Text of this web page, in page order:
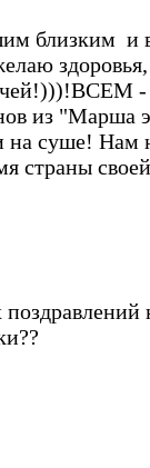
близким и
из "Марша
на суше!
страны